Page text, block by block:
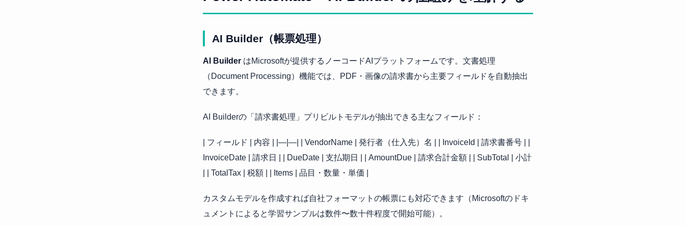
AI Builder（帳票処理）
AI Builder はMicrosoftが提供するノーコードAIプラットフォームです。文書処理
（Document Processing）機能では、PDF・画像の請求書から主要フィールドを自動抽出
できます。
AI Builderの「請求書処理」プリビルトモデルが抽出できる主なフィールド：
| フィールド | 内容 | |—|—| | VendorName | 発行者（仕入先）名 | | InvoiceId | 請求書番号 | |
InvoiceDate | 請求日 | | DueDate | 支払期日 | | AmountDue | 請求合計金額 | | SubTotal | 小計
| | TotalTax | 税額 | | Items | 品目・数量・単価 |
カスタムモデルを作成すれば自社フォーマットの帳票にも対応できます（Microsoftのドキ
ュメントによると学習サンプルは数件〜数十件程度で開始可能）。